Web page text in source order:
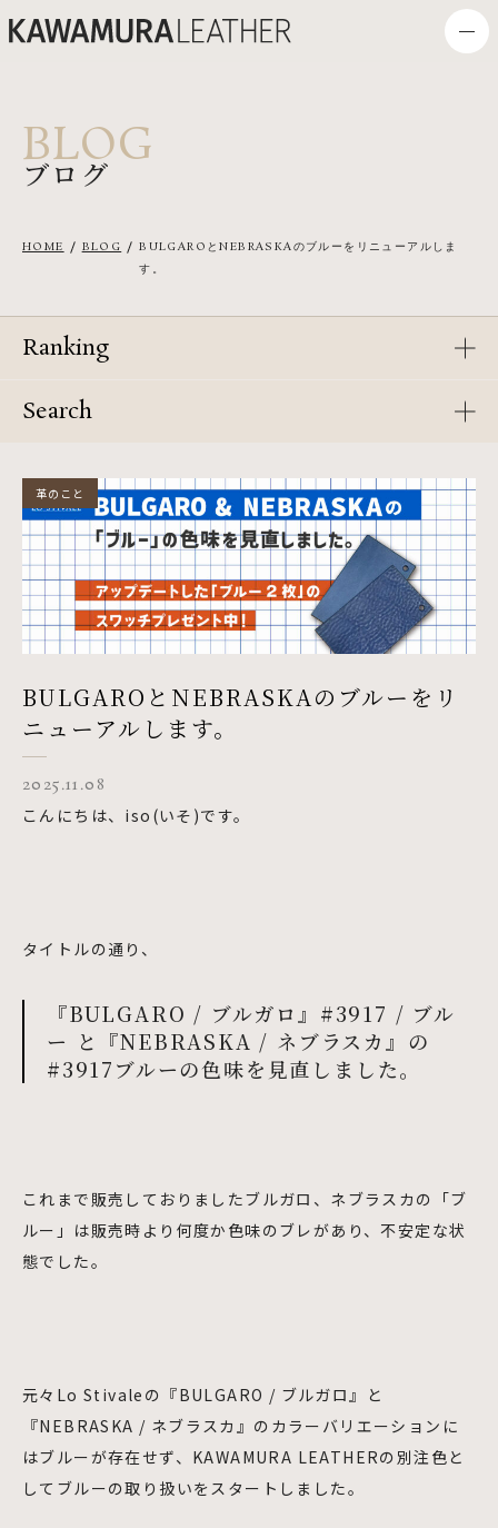
BLOG
ブログ
HOME BLOG
BULGAROとNEBRASKAのブルーをリニューアルしま
す。
Ranking
Search
革のこと
BULGAROとNEBRASKAのブルーをリ
ニューアルします。
2025.11.08
こんにちは、iso(いそ)です。
タイトルの通り、
『BULGARO / ブルガロ』#3917 / ブル
ー と『NEBRASKA / ネブラスカ』の
#3917ブルーの色味を見直しました。
これまで販売しておりましたブルガロ、ネブラスカの「ブ
ルー」は販売時より何度か色味のブレがあり、不安定な状
態でした。
元々Lo Stivaleの『BULGARO / ブルガロ』と
『NEBRASKA / ネブラスカ』のカラーバリエーションに
はブルーが存在せず、KAWAMURA LEATHERの別注色と
してブルーの取り扱いをスタートしました。